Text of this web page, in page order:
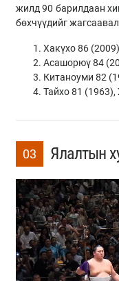
жилд 90 барилдаан
бөхчүүдийг
Хакүхо 86
Асашорюү 84
Китаноуми 82
Тайхо 81 (1963),
03 Ялалтын